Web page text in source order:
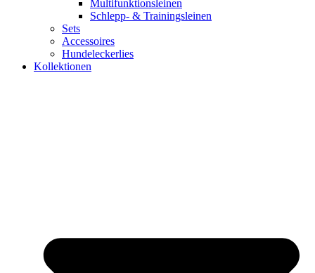
Multifunktionsleinen
Schlepp- & Trainingsleinen
Sets
Accessoires
Hundeleckerlies
Kollektionen